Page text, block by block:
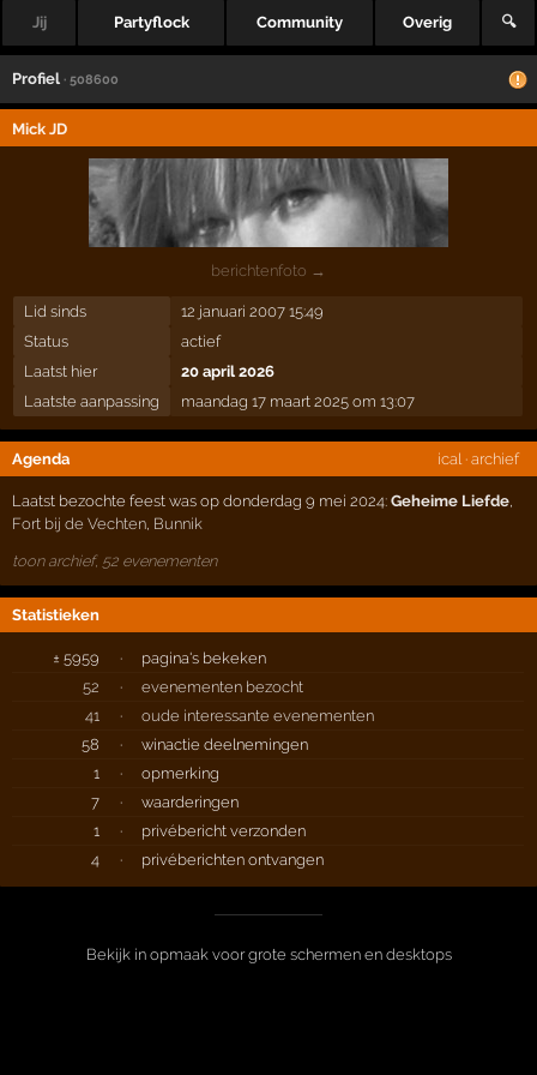
Jij Partyflock Community Overig 🔍
Profiel · 508600
Mick JD
berichtenfoto →
Lid sinds
12 januari 2007 15:49
Status
actief
Laatst hier
20 april 2026
Laatste aanpassing
maandag 17 maart 2025 om 13:07
Agenda ical· archief
Laatst bezochte feest was op donderdag 9 mei 2024:Geheime Liefde
Fort bij de Vechten Bunnik
toon archief, 52 evenementen
Statistieken
± 5959 ·
pagina's bekeken
52
·
evenementen bezocht
41
·
oude interessante evenementen
58
·
winactie deelnemingen
1
·
opmerking
7
·
waarderingen
1
·
privébericht verzonden
4
· privéberichten ontvangen
Bekijk in opmaak voor grote schermen en desktops